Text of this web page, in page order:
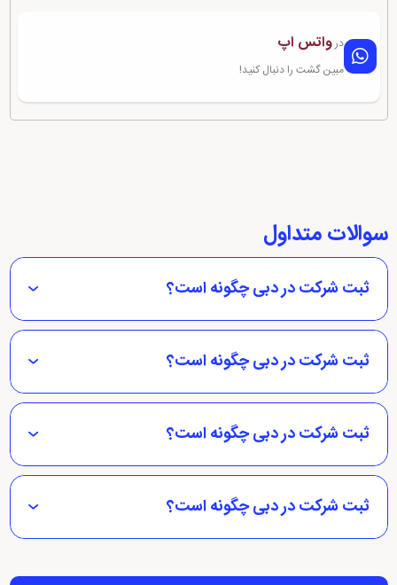
درواتس اپ
مبین گشت را دنبال کنید!
سوالات متداول
ثبت شرکت در دبی چگونه است؟
ثبت شرکت در دبی چگونه است؟
ثبت شرکت در دبی چگونه است؟
ثبت شرکت در دبی چگونه است؟